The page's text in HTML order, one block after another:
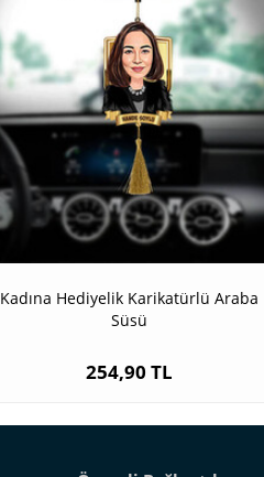
Kadına Hediyelik Karikatürlü Araba
Süsü
254,90 TL